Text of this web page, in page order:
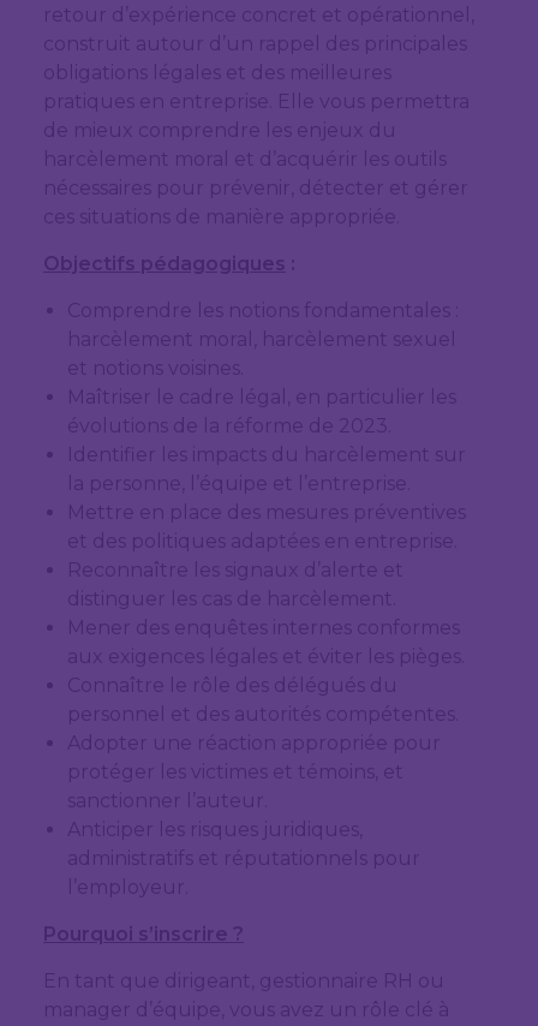
retour d’expérience concret et opérationnel,
construit autour d’un rappel des principales
obligations légales et des meilleures
pratiques en entreprise. Elle vous permettra
de mieux comprendre les enjeux du
harcèlement moral et d’acquérir les outils
nécessaires pour prévenir, détecter et gérer
ces situations de manière appropriée.
Objectifs pédagogiques :
Comprendre les notions fondamentales :
harcèlement moral, harcèlement sexuel
et notions voisines.
Maîtriser le cadre légal, en particulier les
évolutions de la réforme de 2023.
Identifier les impacts du harcèlement sur
la personne, l’équipe et l’entreprise.
Mettre en place des mesures préventives
et des politiques adaptées en entreprise.
Reconnaître les signaux d’alerte et
distinguer les cas de harcèlement.
Mener des enquêtes internes conformes
aux exigences légales et éviter les pièges.
Connaître le rôle des délégués du
personnel et des autorités compétentes.
Adopter une réaction appropriée pour
protéger les victimes et témoins, et
sanctionner l’auteur.
Anticiper les risques juridiques,
administratifs et réputationnels pour
l’employeur.
Pourquoi s’inscrire ?
En tant que dirigeant, gestionnaire RH ou
manager d’équipe, vous avez un rôle clé à